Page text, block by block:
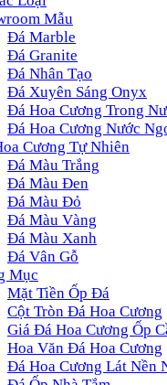
Mẫu
Đá Marble
Đá Granite
Đá Nhân Tạo
Đá Xuyên Sáng Onyx
Đá Hoa Cương Trong
Đá Hoa Cương Nước
Cương Tự Nhiên
Đá Màu Trắng
Đá Màu Đen
Đá Màu Đỏ
Đá Màu Vàng
Đá Màu Xanh
Đá Vân Gỗ
Mục
Mặt Tiền Ốp Đá
Cột Tròn Đá Hoa Cương
Giá Đá Hoa Cương Ốp
Hoa Văn Đá Hoa Cương
Đá Hoa Cương Lát Nền